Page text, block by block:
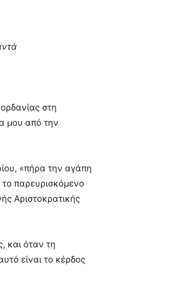
στη
μου από την
«πήρα την αγάπη
παρευρισκόμενο
Αριστοκρατικής
και όταν τη
είναι το κέρδος